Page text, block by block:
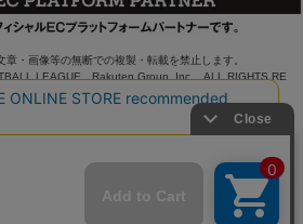
・画像等の無断での複製・転載を禁止します。
LEAGUE Rakuten Group, Inc. ALL RIGHTS RE
SERVED.